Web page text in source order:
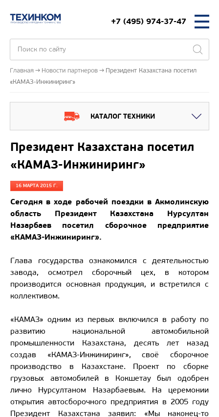
+7 (495) 974-37-47
Главная Новости партнеров
Президент Казахстана посетил
«КАМАЗ-Инжиниринг»
КАТАЛОГ ТЕХНИКИ
Президент Казахстана посетил
«КАМАЗ-Инжиниринг»
16 МАРТА 2015 Г.
Сегодня в ходе рабочей поездки в Акмолинскую
область Президент Казахстана Нурсултан
Назарбаев посетил сборочное предприятие
«КАМАЗ-Инжиниринг».
Глава государства ознакомился с деятельностью
завода, осмотрел сборочный цех, в котором
производится основная продукция, и встретился с
коллективом.
«КАМАЗ» одним из первых включился в работу по
развитию национальной автомобильной
промышленности Казахстана, десять лет назад
создав «КАМАЗ-Инжиниринг», своё сборочное
производство в Казахстане. Проект по сборке
грузовых автомобилей в Кокшетау был одобрен
лично Нурсултаном Назарбаевым. На церемонии
открытия автосборочного предприятия в 2005 году
Президент Казахстана заявил: «Мы наконец-то